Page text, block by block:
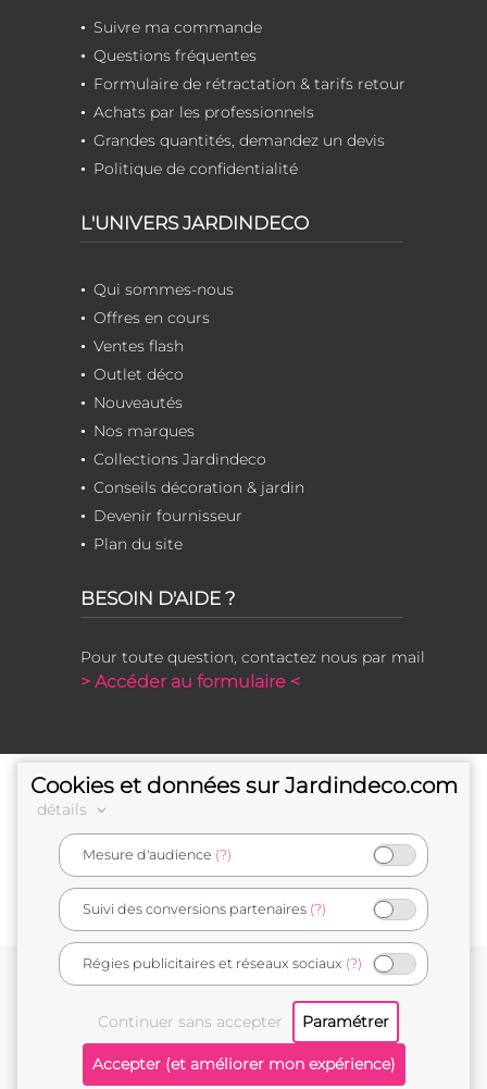
Suivre ma commande
Questions fréquentes
Formulaire de rétractation & tarifs retour
Achats par les professionnels
Grandes quantités, demandez un devis
Politique de confidentialité
L'UNIVERS JARDINDECO
Qui sommes-nous
Offres en cours
Ventes flash
Outlet déco
Nouveautés
Nos marques
Collections Jardindeco
Conseils décoration & jardin
Devenir fournisseur
Plan du site
BESOIN D'AIDE ?
Pour toute question, contactez nous par mail
> Accéder au formulaire <
e-commerçant français
Cookies et données sur Jardindeco.com
détails
Mesure d'audience (?)
Suivi des conversions partenaires (?)
Régies publicitaires et réseaux sociaux (?)